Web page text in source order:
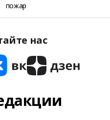
пожар
нас